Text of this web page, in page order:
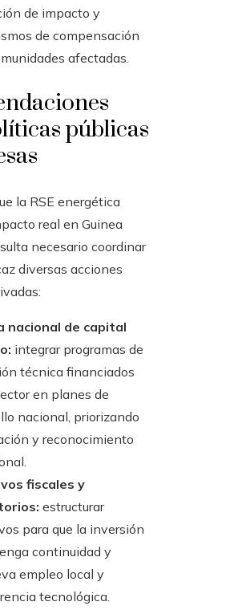
de impacto y
de compensación
afectadas.
públicas
la RSE energética
real en Guinea
necesario coordinar
diversas acciones
nacional de capital
integrar programas de
técnica financiados
en planes de
nacional, priorizando
y reconocimiento
fiscales y
estructurar
para que la inversión
continuidad y
empleo local y
tecnológica.